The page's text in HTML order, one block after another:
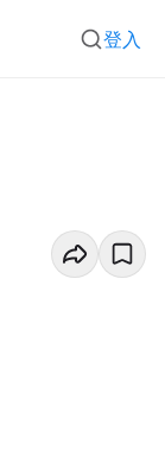
登入